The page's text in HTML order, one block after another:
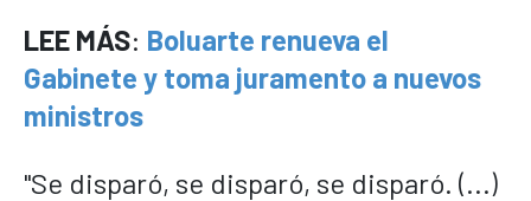
LEE MÁS: Boluarte renueva el
Gabinete y toma juramento a nuevos
ministros
"Se disparó, se disparó, se disparó. (...)